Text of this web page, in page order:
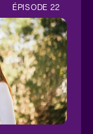
ÉPISODE 22